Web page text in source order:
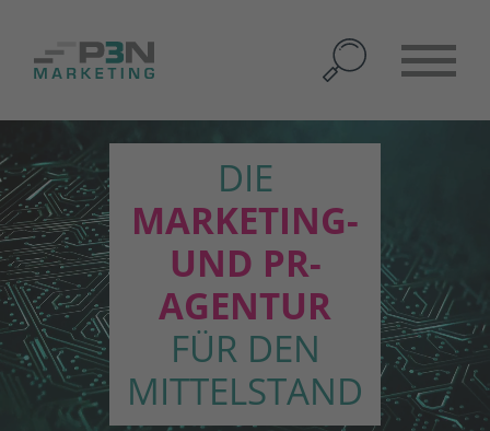
DIE
MARKETING-
UND PR-
AGENTUR
FÜR DEN
MITTELSTAND